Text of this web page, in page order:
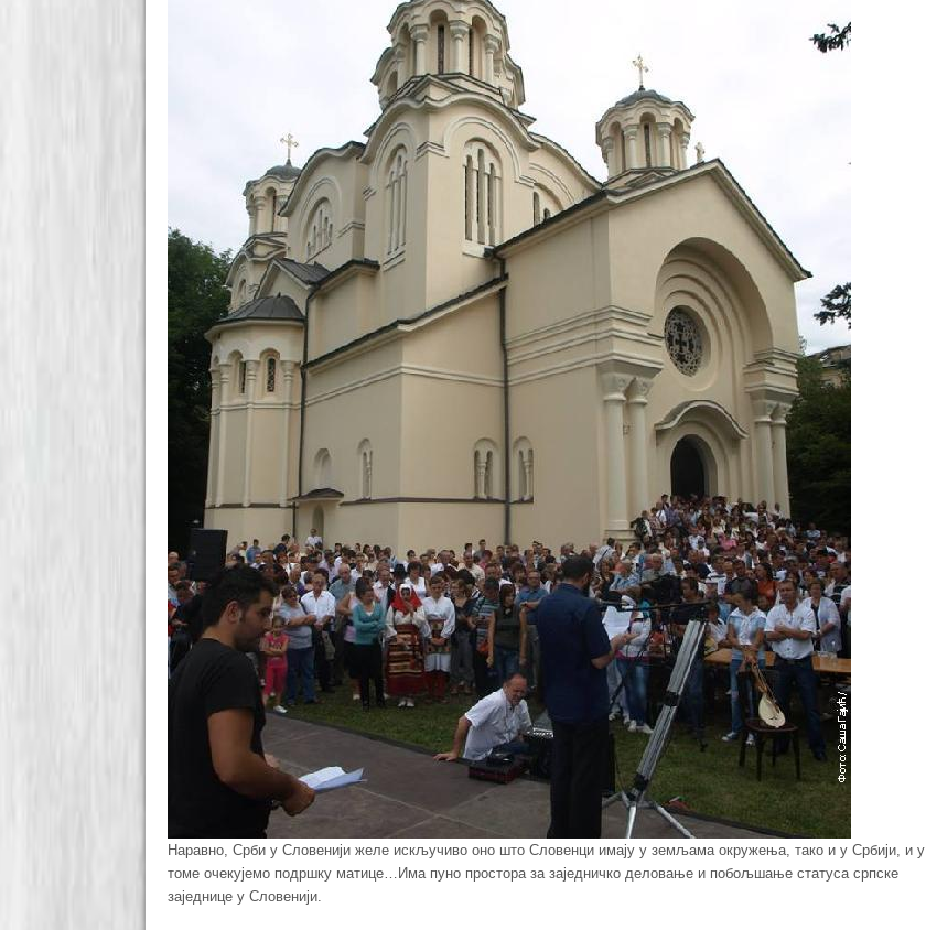
Наравно, Срби у Словенији желе искључиво оно што Словенци имају у земљама окружења, тако и у Србији, и у
томе очекујемо подршку матице…Има пуно простора за заједничко деловање и побољшање статуса српске
заједнице у Словенији.